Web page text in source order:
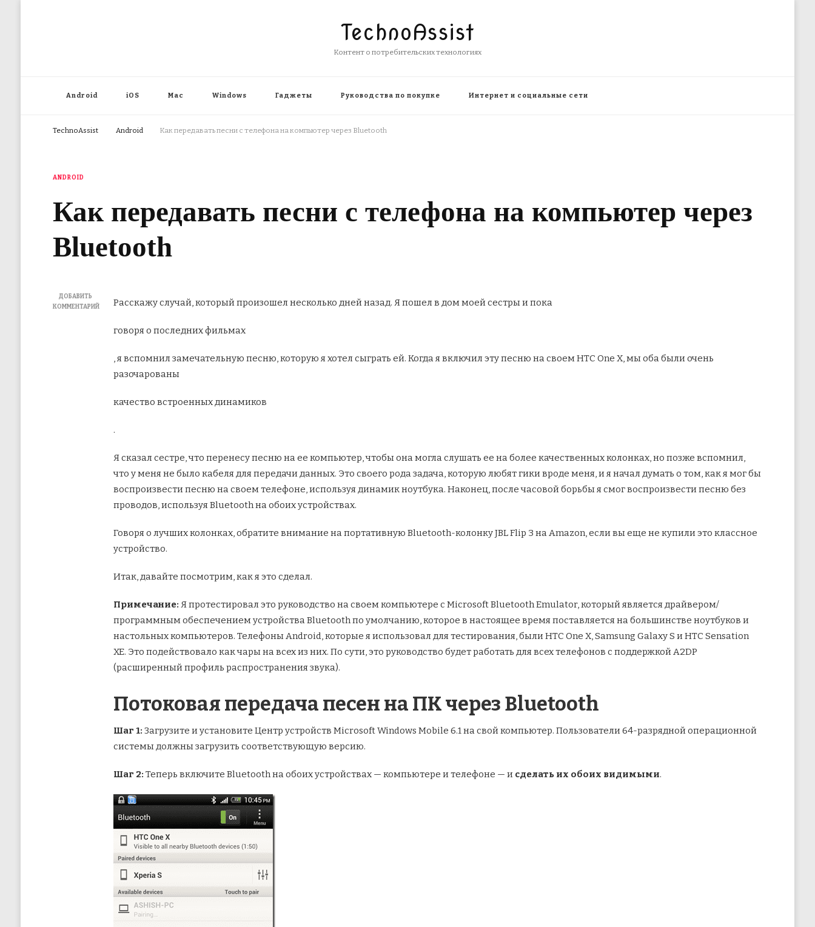
TechnoAssist
Контент о потребительских технологиях
Android iOS Mac Windows Гаджеты Руководства по покупке Интернет и социальные сети
TechnoAssist Android Как передавать песни с телефона на компьютер через Bluetooth
ANDROID
Как передавать песни с телефона на компьютер через
Bluetooth
ДОБАВИТЬ
КОММЕНТАРИЙ
КОМПЬЮТЕР
Расскажу случай, который произошел несколько дней назад. Я пошел в дом моей сестры и пока
говоря о последних фильмах
, я вспомнил замечательную песню, которую я хотел сыграть ей. Когда я включил эту песню на своемHTC One X, мы оба были очень
разочарованы
качество встроенных динамиков
.
Я сказал сестре, что перенесу песню на ее компьютер, чтобы она могла слушать ее на более качественных колонках, но позже вспомнил,
что у меня не было кабеля для передачи данных. Это своего рода задача, которую любят гики вроде меня, и я начал думать о том, как я мог бы
воспроизвести песню на своем телефоне, используя динамик ноутбука. Наконец, после часовой борьбы я смог воспроизвести песню без
проводов, используя Bluetooth на обоих устройствах.
Говоря о лучших колонках, обратите внимание на портативную Bluetooth-колонку JBL Flip 3 на Amazon, если вы еще не купили это классное
устройство.
Итак, давайте посмотрим, как я это сделал.
Примечание: Я протестировал это руководство на своем компьютере с Microsoft Bluetooth Emulator, который является драйвером/
программным обеспечением устройства Bluetooth по умолчанию, которое в настоящее время поставляется на большинстве ноутбуков и
настольных компьютеров. Телефоны Android, которые я использовал для тестирования, были HTC One X, Samsung Galaxy S и HTC Sensation
XE. Это подействовало как чары на всех из них. По сути, это руководство будет работать для всех телефонов с поддержкой A2DP
(расширенный профиль распространения звука).
Потоковая передача песен на ПК через Bluetooth
Шаг 1: Загрузите и установите Центр устройств Microsoft Windows Mobile 6.1 на свой компьютер. Пользователи 64-разрядной операционной
системы должны загрузить соответствующую версию.
Шаг 2: Теперь включите Bluetooth на обоих устройствах — компьютере и телефоне — и сделать их обоих видимыми.